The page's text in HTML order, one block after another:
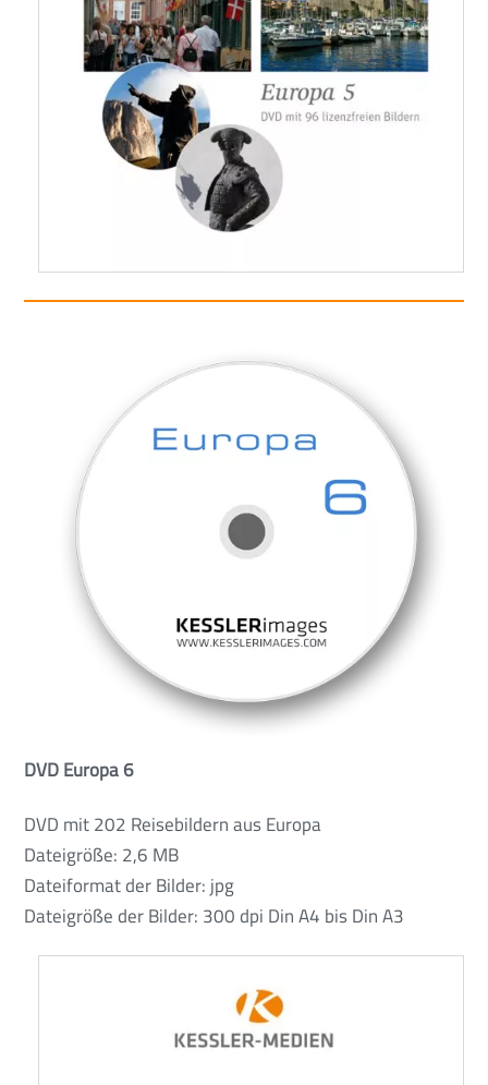
DVD Europa 6
DVD mit 202 Reisebildern aus Europa
Dateigröße: 2,6 MB
Dateiformat der Bilder: jpg
Dateigröße der Bilder: 300 dpi Din A4 bis Din A3